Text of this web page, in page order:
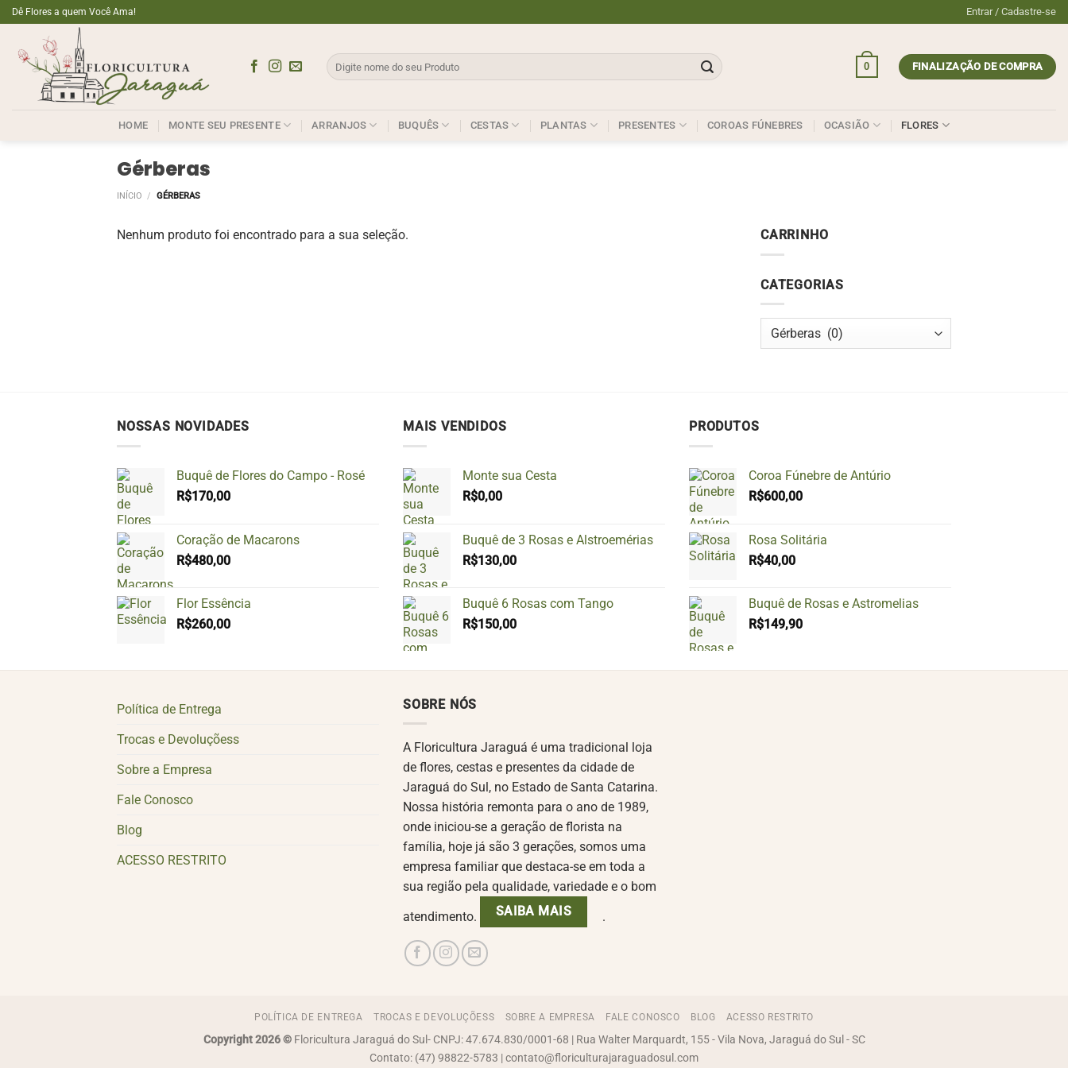
Skip
to
content
Dê Flores a quem Você Ama! Entrar / Cadastre-se
Pesquisar
por:
0 FINALIZAÇÃO DE COMPRA
HOME MONTE SEU PRESENTE ARRANJOS BUQUÊS CESTAS PLANTAS PRESENTES COROAS FÚNEBRES OCASIÃO FLORES
Gérberas
INÍCIO / GÉRBERAS
Nenhum produto foi encontrado para a sua seleção. CARRINHO
CATEGORIAS
NOSSAS NOVIDADES
Buquê de Flores do Campo - Rosé
R$170,00
Coração de Macarons
R$480,00
Flor Essência
R$260,00
MAIS VENDIDOS
Monte sua Cesta
R$0,00
Buquê de 3 Rosas e Alstroemérias
R$130,00
Buquê 6 Rosas com Tango
R$150,00
PRODUTOS
Coroa Fúnebre de Antúrio
R$600,00
Rosa Solitária
R$40,00
Buquê de Rosas e Astromelias
R$149,90
Política de Entrega
Trocas e Devoluçõess
Sobre a Empresa
Fale Conosco
Blog
ACESSO RESTRITO
SOBRE NÓS
A Floricultura Jaraguá é uma tradicional loja
de flores, cestas e presentes da cidade de
Jaraguá do Sul, no Estado de Santa Catarina.
Nossa história remonta para o ano de 1989,
onde iniciou-se a geração de florista na
família, hoje já são 3 gerações, somos uma
empresa familiar que destaca-se em toda a
sua região pela qualidade, variedade e o bom
atendimento. SAIBA MAIS .
POLÍTICA DE ENTREGA TROCAS E DEVOLUÇÕESS SOBRE A EMPRESA FALE CONOSCO BLOG ACESSO RESTRITO
Copyright 2026 © Floricultura Jaraguá do Sul- CNPJ: 47.674.830/0001-68 | Rua Walter Marquardt, 155 - Vila Nova, Jaraguá do Sul - SC
Contato: (47) 98822-5783 | contato@floriculturajaraguadosul.com